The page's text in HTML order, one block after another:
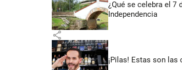
¿Qué se celebra el 7
Independencia
share
¡Pilas! Estas son